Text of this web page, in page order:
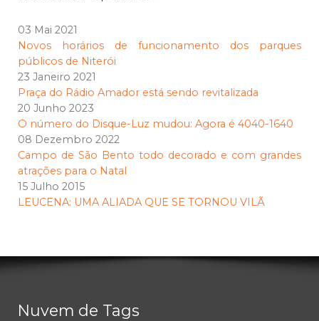
03 Mai 2021
Novos horários de funcionamento dos parques
públicos de Niterói
23 Janeiro 2021
Praça do Rádio Amador está sendo revitalizada
20 Junho 2023
O número do Disque-Luz mudou: Agora é 4040-1640
08 Dezembro 2022
Campo de São Bento todo decorado e com grandes
atrações para o Natal
15 Julho 2015
LEUCENA: UMA ALIADA QUE SE TORNOU VILÃ
Nuvem de Tags